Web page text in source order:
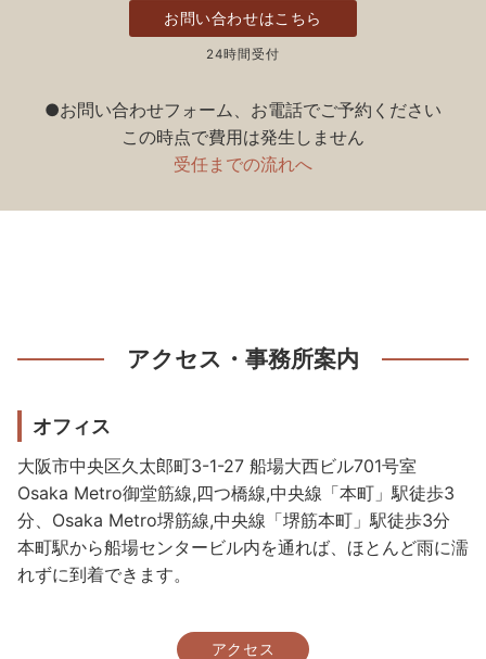
お問い合わせはこちら
24時間受付
●お問い合わせフォーム、お電話でご予約ください
この時点で費用は発生しません
受任までの流れへ
アクセス・事務所案内
オフィス
大阪市中央区久太郎町3-1-27 船場大西ビル701号室
Osaka Metro御堂筋線,四つ橋線,中央線「本町」駅徒歩3
分、Osaka Metro堺筋線,中央線「堺筋本町」駅徒歩3分
本町駅から船場センタービル内を通れば、ほとんど雨に濡
れずに到着できます。
アクセス